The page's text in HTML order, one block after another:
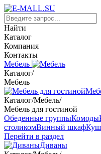
Найти
Каталог
Компания
Контакты
Мебель
Каталог/
Мебель
Каталог/Мебель/
Мебель для гостиной
Обеденные группыКомоды
столикомВинный шкаф
Перейти в раздел
Диваны